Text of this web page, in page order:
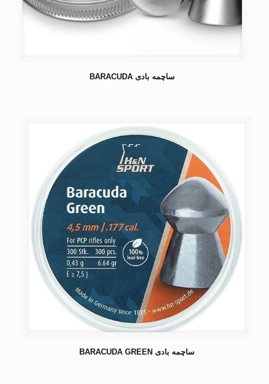
ساچمه بادی BARACUDA
ساچمه بادی BARACUDA GREEN